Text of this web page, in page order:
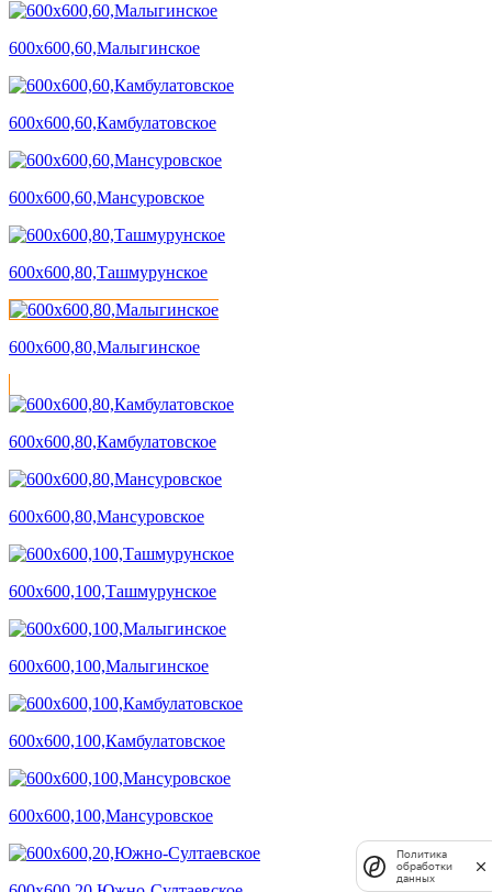
600х600,60,Малыгинское
600х600,60,Камбулатовское
600х600,60,Мансуровское
600х600,80,Ташмурунское
600х600,80,Малыгинское
600х600,80,Камбулатовское
600х600,80,Мансуровское
600х600,100,Ташмурунское
600х600,100,Малыгинское
600х600,100,Камбулатовское
600х600,100,Мансуровское
Политика
обработки
данных